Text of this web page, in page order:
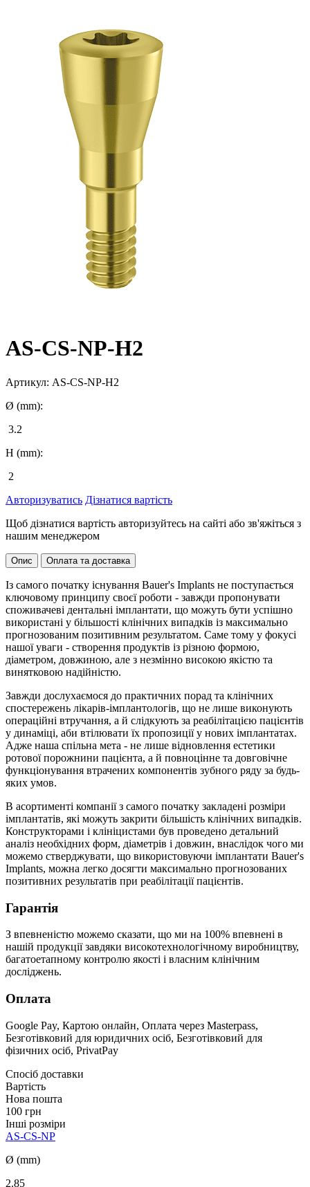
AS-CS-NP-H2
Артикул: AS-CS-NP-H2
Ø (mm):
3.2
H (mm):
2
Авторизуватись Дізнатися вартість
Щоб дізнатися вартість авторизуйтесь на сайті або зв'яжіться з
нашим менеджером
Опис Оплата та доставка
Із самого початку існування Bauer's Implants не поступається
ключовому принципу своєї роботи - завжди пропонувати
споживачеві дентальні імплантати, що можуть бути успішно
використані у більшості клінічних випадків із максимально
прогнозованим позитивним результатом. Саме тому у фокусі
нашої уваги - створення продуктів із різною формою,
діаметром, довжиною, але з незмінно високою якістю та
винятковою надійністю.
Завжди дослухаємося до практичних порад та клінічних
спостережень лікарів-імплантологів, що не лише виконують
операційні втручання, а й слідкують за реабілітацією пацієнтів
у динаміці, аби втілювати їх пропозиції у нових імплантатах.
Адже наша спільна мета - не лише відновлення естетики
ротової порожнини пацієнта, а й повноцінне та довговічне
функціонування втрачених компонентів зубного ряду за будь-
яких умов.
В асортименті компанії з самого початку закладені розміри
імплантатів, які можуть закрити більшість клінічних випадків.
Конструкторами і клініцистами був проведено детальний
аналіз необхідних форм, діаметрів і довжин, внаслідок чого ми
можемо стверджувати, що використовуючи імплантати Bauer's
Implants, можна легко досягти максимально прогнозованих
позитивних результатів при реабілітації пацієнтів.
Гарантія
З впевненістю можемо сказати, що ми на 100% впевнені в
нашій продукції завдяки високотехнологічному виробництву,
багатоетапному контролю якості і власним клінічним
досліджень.
Оплата
Google Pay, Картою онлайн, Оплата через Masterpass,
Безготівковий для юридичних осіб, Безготівковий для
фізичних осіб, PrivatPay
Спосіб доставки
Вартість
Нова пошта
100 грн
Інші розміри
AS-CS-NP
Ø (mm)
2.85